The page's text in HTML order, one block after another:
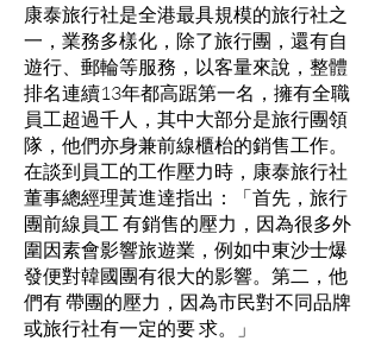
康泰旅行社是全港最具規模的旅行社之
一，業務多樣化，除了旅行團，還有自
遊行、郵輪等服務，以客量來說，整體
排名連續13年都高踞第一名，擁有全職
員工超過千人，其中大部分是旅行團領
隊，他們亦身兼前線櫃枱的銷售工作。
在談到員工的工作壓力時，康泰旅行社
董事總經理黃進達指出：「首先，旅行
團前線員工 有銷售的壓力，因為很多外
圍因素會影響旅遊業，例如中東沙士爆
發便對韓國團有很大的影響。第二，他
們有 帶團的壓力，因為市民對不同品牌
或旅行社有一定的要 求。」